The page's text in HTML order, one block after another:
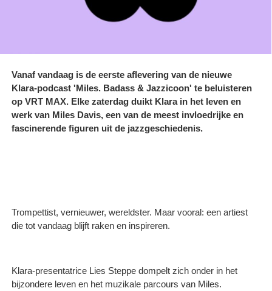
Vanaf vandaag is de eerste aflevering van de nieuwe
Klara-podcast 'Miles. Badass & Jazzicoon' te beluisteren
op VRT MAX. Elke zaterdag duikt Klara in het leven en
werk van Miles Davis, een van de meest invloedrijke en
fascinerende figuren uit de jazzgeschiedenis.
Trompettist, vernieuwer, wereldster. Maar vooral: een artiest
die tot vandaag blijft raken en inspireren.
Klara-presentatrice Lies Steppe dompelt zich onder in het
bijzondere leven en het muzikale parcours van Miles.